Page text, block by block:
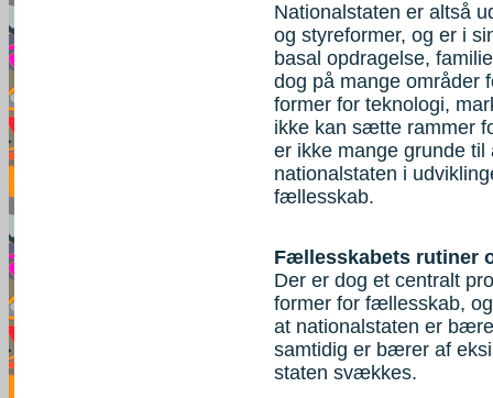
Nationalstaten er altså
og styreformer, og er i
basal opdragelse,
dog på mange områder
former for teknologi,
ikke kan sætte rammer
er ikke mange grunde
nationalstaten i
fællesskab.
Fællesskabets rutiner
Der er dog et centralt
former for fællesskab,
at nationalstaten er
samtidig er bærer af
staten svækkes.